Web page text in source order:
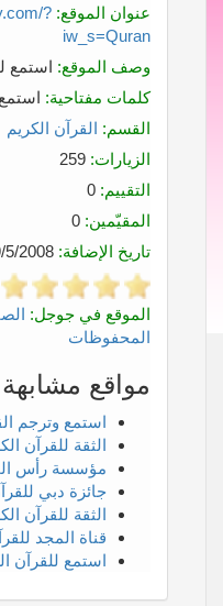
عنوان الموقع: ?
iw_s=Quran
وصف الموقع: استمع
كلمات مفتاحية:
القسم: القرآن الكريم
الزيارات:
التقييم:
المقيّمين:
تاريخ الإضافة:
الموقع في جوجل:
المحفوظات
مواقع مشابهة
استمع وترجم
الثقة للقرآن
مؤسسة رأس
جائزة دبي
الثقة للقرآن
قناة المجد
استمع للقرآن